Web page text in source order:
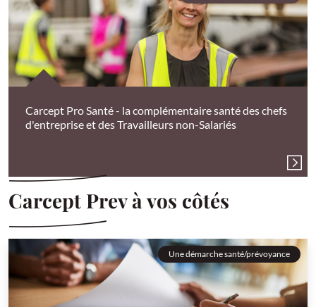
Carcept Pro Santé - la complémentaire santé des chefs
d'entreprise et des Travailleurs non-Salariés
Carcept Prev à vos côtés
Une démarche santé/prévoyance